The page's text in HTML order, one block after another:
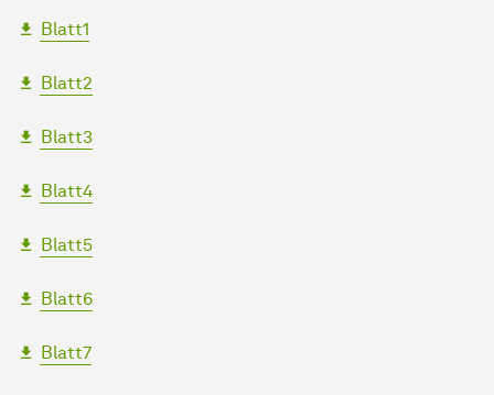
Blatt1
Blatt2
Blatt3
Blatt4
Blatt5
Blatt6
Blatt7